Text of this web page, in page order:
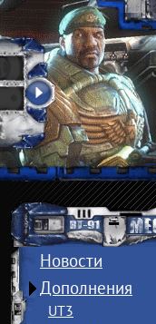
Новости
Дополнения
UT3